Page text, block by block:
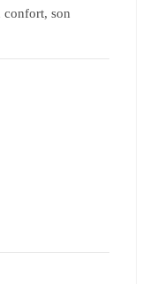
confort, son